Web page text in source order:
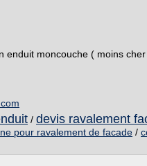
moncouche ( moins cher
/ devis ravalement
pour ravalement de facade /